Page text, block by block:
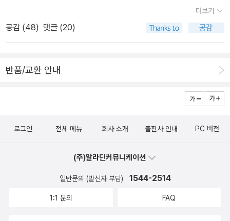
행 중일 수 있다그 방법은 생명공학. 사이보그 공학. 비유기물 공학이
다새로운 것을 연구해서 불편함을 해소하고, 병균이 발생했을때도 몸
세계의 역사 흐름을 훝어보며미래 사회를 바라보는 힘을 알려주는
영향을 주는 것뿐이다. #제로책방 #책리뷰 #책기록 #책추천 #북스
앞으로 3개월 총,균,쇠 독서모임이 예정되어 있어 참 다행입니다. 3,
4,5월은 총균쇠를 달려보겠어요~저자가 역사가인 것이 얼마나 다행
인가?이 정도의 달변이면 최소 한 나라를 휘청하게 만들 사이비 교주
를 읽다 보니 <총,균,쇠> 이야기도 너무 많이 나오고 해서였다. 그래
서 이참에 늘 숙제 같던 저 책들을 처리(?)하자 싶었다. 그리고 그런
결심을 한 나 무한대로 칭찬한다!! <사피엔스>는 쉽고 어렵고를 떠
느낌도 들고 유발 하라리가 이 이야기를 어떻게 끌어나갈 지 무척이
다고 밤에 오는 잠을 막을 수 있는 정도는 아니었지만. 현대 인류와 아
버린 게놈을 찾아서>도 그렇고 이 책도 그렇고 선사시대를 다루는 책
몰랐구나 싶다. 2000년대 초반, 나는 교양으로 중어중문학과 수업을
들었는데 그 겨울방학 때 2주 정도의 기간으로 중국을 다녀오는 강좌
경대학교 외국인 기숙사에서 머물면서 수업도 듣고 근처 유적지도 다
더보기
공감 (48) 댓글 (20)
반품/교환 안내
로그인 전체 메뉴 회사 소개 출판사 안내 PC 버전
(주)알라딘커뮤니케이션
일반문의 (발신자 부담) 1544-2514
1:1 문의 FAQ